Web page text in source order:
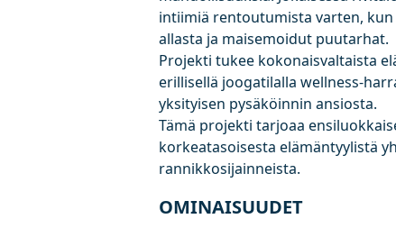
intiimiä rentoutumista varten,
allasta ja maisemoidut puutarhat.
Projekti tukee kokonaisvaltaista
erillisellä joogatilalla wellness-
yksityisen pysäköinnin ansiosta.
Tämä projekti tarjoaa
korkeatasoisesta elämäntyylistä
rannikkosijainneista.
OMINAISUUDET